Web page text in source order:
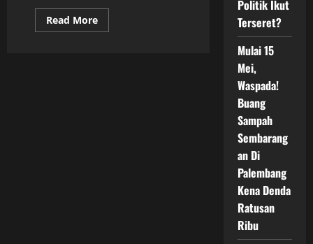
Read MoreRead
more
Politik Ikut
Terseret?
Mulai 15
Mei,
Waspada!
Buang
Sampah
Sembarang
an Di
Palembang
Kena Denda
Ratusan
Ribu